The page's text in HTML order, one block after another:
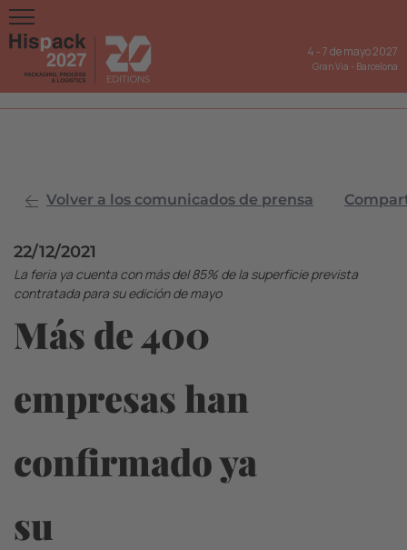
4 -7 de mayo 2027
Gran Via - Barcelona
Volver a los comunicados de prensa
22/12/2021
La feria ya cuenta con más del 85% de la superficie prevista
contratada para su edición de mayo
Más de 400
empresas han
confirmado ya
su